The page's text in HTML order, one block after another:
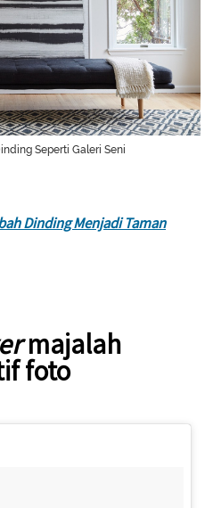
Seperti Galeri Seni
Dinding Menjadi Taman
majalah
foto